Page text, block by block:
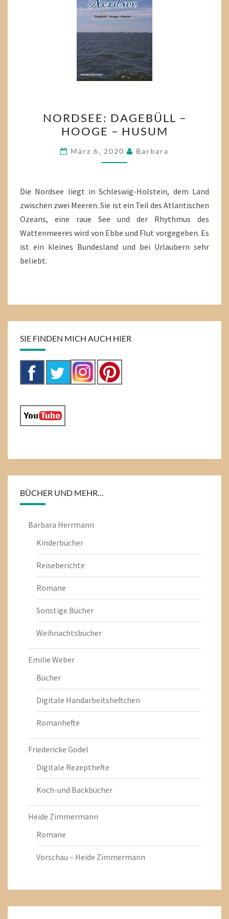
DAGEBÜLL
–
HOOGE
–
NORDSEE: DAGEBÜLL –
HOOGE – HUSUM
März 6, 2020 Barbara
Die Nordsee liegt in Schleswig-Holstein, dem Land
zwischen zwei Meeren. Sie ist ein Teil des Atlantischen
Ozeans, eine raue See und der Rhythmus des
Wattenmeeres wird von Ebbe und Flut vorgegeben. Es
ist ein kleines Bundesland und bei Urlaubern sehr
beliebt.
SIE FINDEN MICH AUCH HIER
BÜCHER UND MEHR…
Barbara Herrmann
Kinderbücher
Reiseberichte
Romane
Sonstige Bücher
Weihnachtsbücher
Emilie Weber
Bücher
Digitale Handarbeitsheftchen
Romanhefte
Friedericke Godel
Digitale Rezepthefte
Koch-und Backbücher
Heide Zimmermann
Romane
Vorschau – Heide Zimmermann